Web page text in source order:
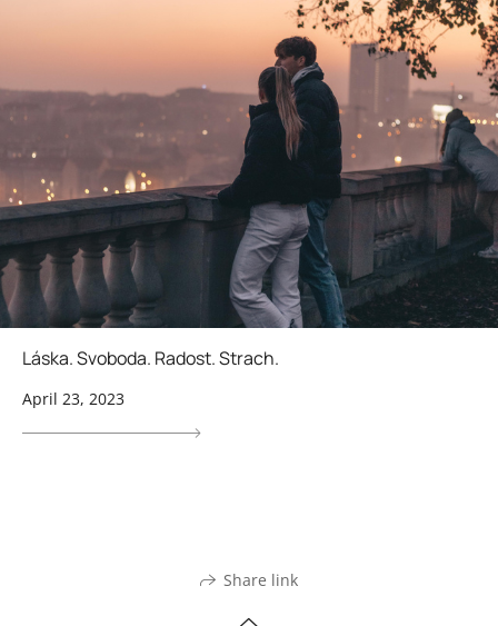
Láska. Svoboda. Radost. Strach.
April 23, 2023
Share link